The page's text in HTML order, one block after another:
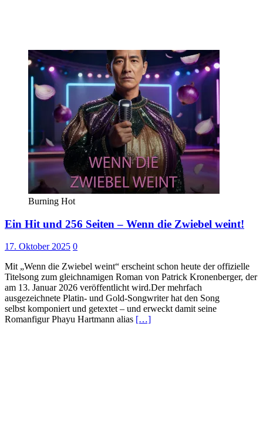
Burning Hot
Ein Hit und 256 Seiten – Wenn die Zwiebel weint!
17. Oktober 2025 0
Mit „Wenn die Zwiebel weint“ erscheint schon heute der offizielle
Titelsong zum gleichnamigen Roman von Patrick Kronenberger, der
am 13. Januar 2026 veröffentlicht wird.Der mehrfach
ausgezeichnete Platin- und Gold-Songwriter hat den Song
selbst komponiert und getextet – und erweckt damit seine
Romanfigur Phayu Hartmann alias […]